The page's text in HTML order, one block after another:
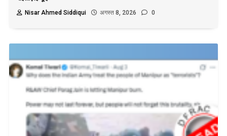
Nisar Ahmed Siddiqui
अगस्त 8, 2026 0